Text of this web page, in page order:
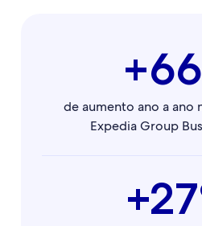
de aumento ano a ano
Expedia Group